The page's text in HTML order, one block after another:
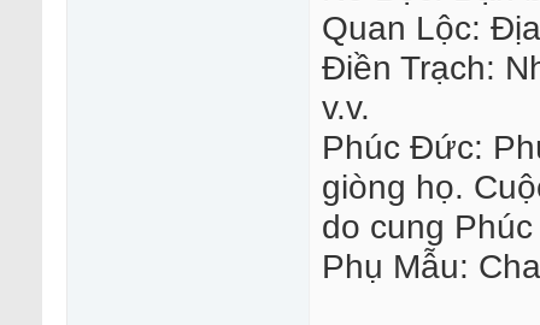
Quan Lộc:
Điền Trạch:
v.v.
Phúc Đức:
giòng họ.
do cung
Phụ Mẫu: